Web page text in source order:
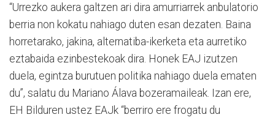
“Urrezko aukera galtzen ari dira amurriarrek anbulatorio
berria non kokatu nahiago duten esan dezaten. Baina
horretarako, jakina, alternatiba-ikerketa eta aurretiko
eztabaida ezinbestekoak dira. Honek EAJ izutzen
duela, egintza burutuen politika nahiago duela ematen
du”, salatu du Mariano Álava bozeramaileak. Izan ere,
EH Bilduren ustez EAJk “berriro ere frogatu du